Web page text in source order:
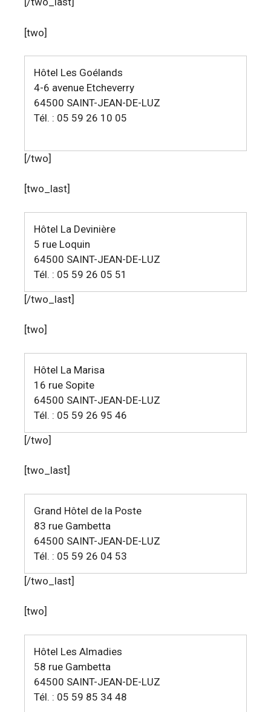
[two]
Hôtel Les Goélands
4-6 avenue Etcheverry
64500 SAINT-JEAN-DE-LUZ
Tél. : 05 59 26 10 05
[/two]
[two_last]
Hôtel La Devinière
5 rue Loquin
64500 SAINT-JEAN-DE-LUZ
Tél. : 05 59 26 05 51
[/two_last]
[two]
Hôtel La Marisa
16 rue Sopite
64500 SAINT-JEAN-DE-LUZ
Tél. : 05 59 26 95 46
[/two]
[two_last]
Grand Hôtel de la Poste
83 rue Gambetta
64500 SAINT-JEAN-DE-LUZ
Tél. : 05 59 26 04 53
[/two_last]
[two]
Hôtel Les Almadies
58 rue Gambetta
64500 SAINT-JEAN-DE-LUZ
Tél. : 05 59 85 34 48